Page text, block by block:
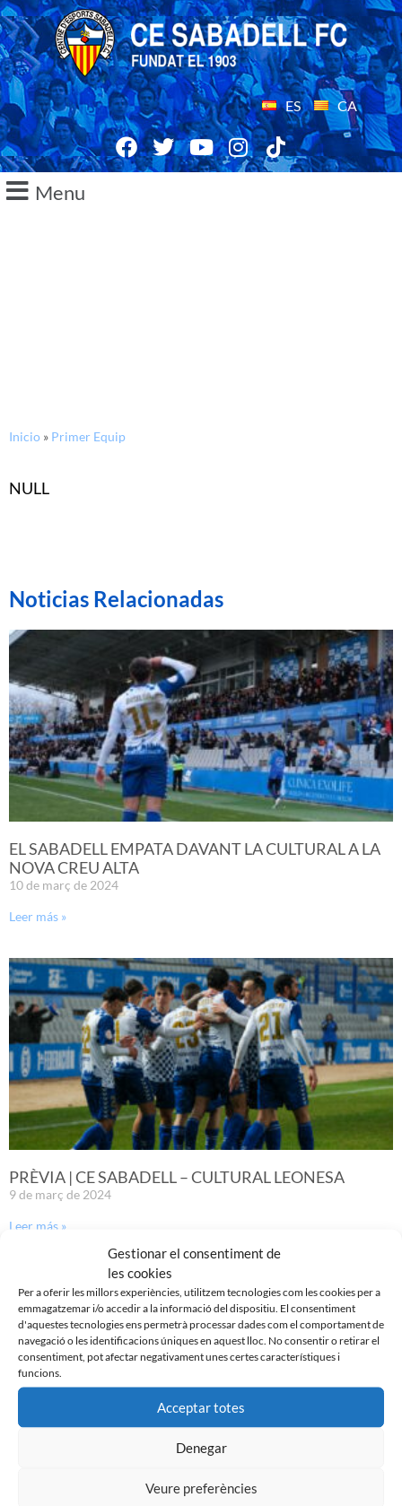
Gestionar el consentiment de
les cookies
Per a oferir les millors experiències, utilitzem tecnologies com les cookies per a
emmagatzemar i/o accedir a la informació del dispositiu. El consentiment
d'aquestes tecnologies ens permetrà processar dades com el comportament de
navegació o les identificacions úniques en aquest lloc. No consentir o retirar el
consentiment, pot afectar negativament unes certes característiques i
funcions.
Acceptar totes
Denegar
Veure preferències
ES CA
Menu
Inicio » Primer Equip
NULL
Noticias Relacionadas
EL SABADELL EMPATA DAVANT LA CULTURAL A LA
NOVA CREU ALTA
10 de març de 2024
Leer más »
PRÈVIA | CE SABADELL – CULTURAL LEONESA
9 de març de 2024
Leer más »
DERROTA DEL CE SABADELL DAVANT EL SESTAO